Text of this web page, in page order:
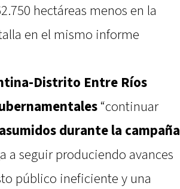
hectáreas menos en la
en el mismo informe
Distrito Entre Ríos
“continuar
durante la campaña
a seguir produciendo avances
público ineficiente y una